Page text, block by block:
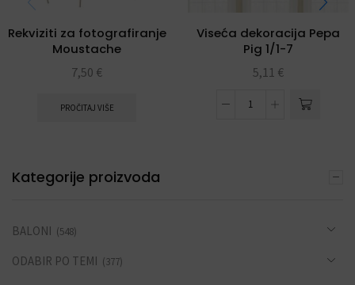
Rekviziti za fotografiranje
Moustache
7,50 €
PROČITAJ VIŠE
Viseća dekoracija Pepa
Pig 1/1-7
5,11 €
Kategorije proizvoda
BALONI (548)
ODABIR PO TEMI (377)